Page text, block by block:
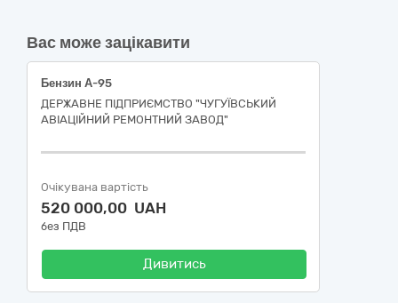
Вас може зацікавити
Бензин А-95
ДЕРЖАВНЕ ПІДПРИЄМСТВО "ЧУГУЇВСЬКИЙ
АВІАЦІЙНИЙ РЕМОНТНИЙ ЗАВОД"
Очікувана вартість
520 000,00 UAH
без ПДВ
Дивитись